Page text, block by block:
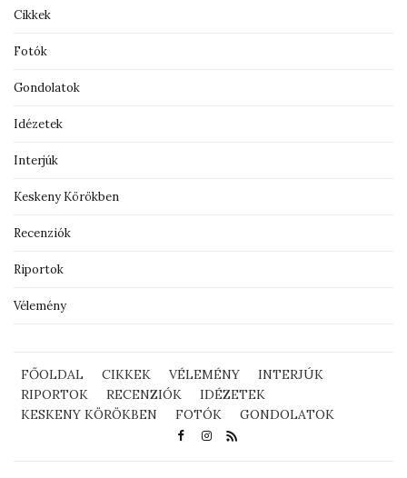
Cikkek
Fotók
Gondolatok
Idézetek
Interjúk
Keskeny Körökben
Recenziók
Riportok
Vélemény
FŐOLDAL CIKKEK VÉLEMÉNY
INTERJÚK
RIPORTOK
RECENZIÓK
IDÉZETEK
KESKENY KÖRÖKBEN
FOTÓK GONDOLATOK